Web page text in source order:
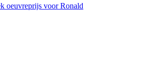
oeuvreprijs voor Ronald